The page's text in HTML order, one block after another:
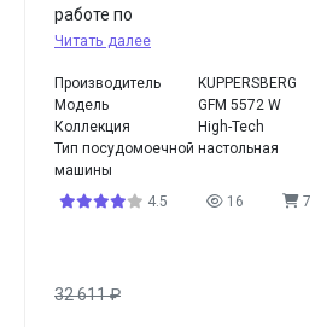
работе по
Читать далее
Производитель
KUPPERSBERG
Модель
GFM 5572 W
Коллекция
High-Tech
Тип посудомоечной
машины
настольная
4.5 16 7
32 611₽